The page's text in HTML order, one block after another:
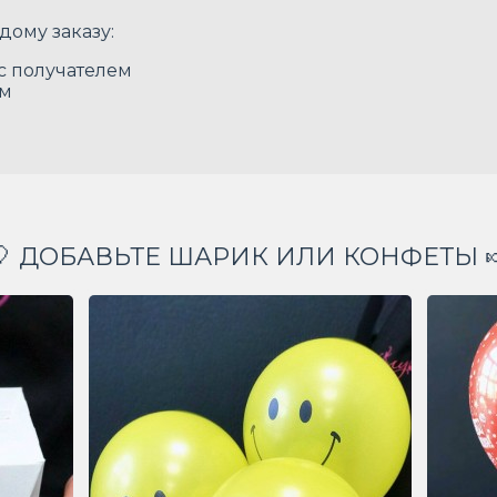
заказу:
получателем
ДОБАВЬТЕ ШАРИК ИЛИ КОНФЕТЫ